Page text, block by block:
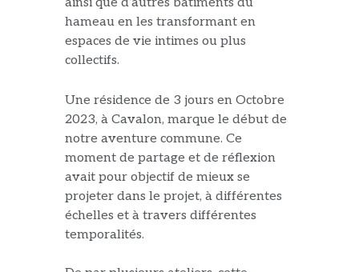
ainsi que d’autres bâtiments du
hameau en les transformant en
espaces de vie intimes ou plus
collectifs.
Une résidence de 3 jours en Octobre
2023, à Cavalon, marque le début de
notre aventure commune. Ce
moment de partage et de réflexion
avait pour objectif de mieux se
projeter dans le projet, à différentes
échelles et à travers différentes
temporalités.